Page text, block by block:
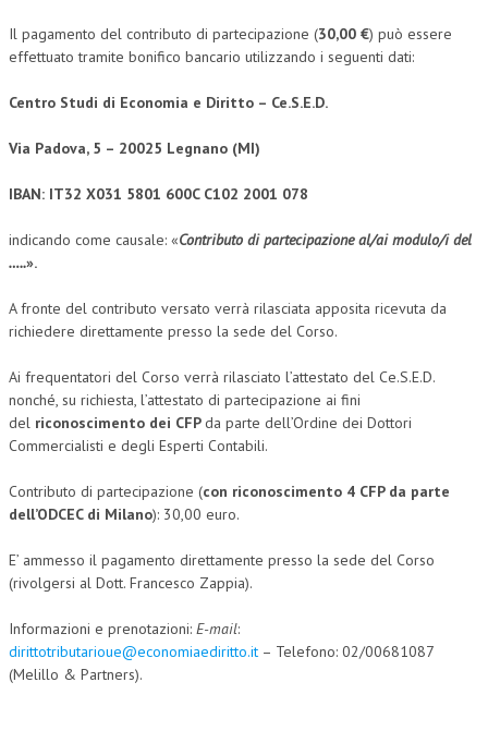
CIVILE
TRIBUTARIA
NEWS
ARCHIVIO EVENTI (FINO AL 2022)
PUBBLICAZIONI
TELEGRAM
DOCUMENTI
MANUALI E MONOGRAFIE
MATERIALE DIDATTICO
INVITI E PROMOZIONI
Il pagamento del contributo di partecipazione (30,00 €) può essere
effettuato tramite bonifico bancario utilizzando i seguenti dati:
Centro Studi di Economia e Diritto – Ce.S.E.D.
Via Padova, 5 – 20025 Legnano (MI)
IBAN: IT32 X031 5801 600C C102 2001 078
indicando come causale: «Contributo di partecipazione al/ai modulo/i del
…..».
A fronte del contributo versato verrà rilasciata apposita ricevuta da
richiedere direttamente presso la sede del Corso.
Ai frequentatori del Corso verrà rilasciato l’attestato del Ce.S.E.D.
nonché, su richiesta, l’attestato di partecipazione ai fini
del riconoscimento dei CFPda parte dell’Ordine dei Dottori
Commercialisti e degli Esperti Contabili.
Contributo di partecipazione (con riconoscimento 4 CFP da parte
dell’ODCEC di Milano): 30,00 euro.
E’ ammesso il pagamento direttamente presso la sede del Corso
(rivolgersi al Dott. Francesco Zappia).
Informazioni e prenotazioni: E-mail:
dirittotributarioue@economiaediritto.it – Telefono: 02/00681087
(Melillo & Partners).